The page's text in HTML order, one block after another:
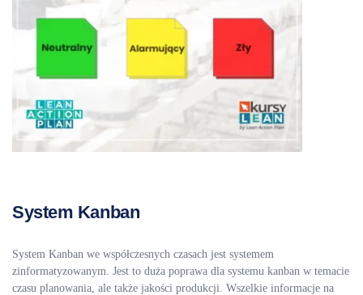
System Kanban
System Kanban we współczesnych czasach jest systemem
zinformatyzowanym. Jest to duża poprawa dla systemu kanban w temacie
czasu planowania, ale także jakości produkcji. Wszelkie informacje na